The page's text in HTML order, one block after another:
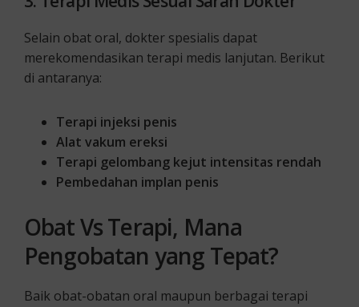
Selain obat oral, dokter spesialis dapat
merekomendasikan terapi medis lanjutan. Berikut
di antaranya:
Terapi injeksi penis
Alat vakum ereksi
Terapi gelombang kejut intensitas rendah
Pembedahan implan penis
Obat Vs Terapi, Mana
Pengobatan yang Tepat?
Baik obat-obatan oral maupun berbagai terapi